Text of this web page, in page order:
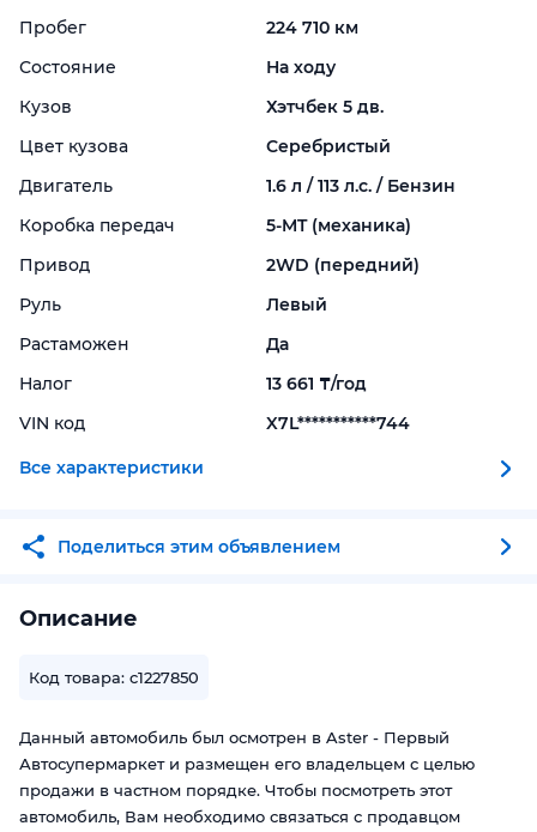
Пробег
224 710 км
Состояние
На ходу
Кузов
Хэтчбек 5 дв.
Цвет кузова
Серебристый
Двигатель
1.6 л / 113 л.с. / Бензин
Коробка передач
5-MT (механика)
Привод
2WD (передний)
Руль
Левый
Растаможен
Да
Налог
13 661 ₸/год
VIN код
X7L***********744
Все характеристики
Поделиться этим объявлением
Описание
Код товара: c1227850
Данный автомобиль был осмотрен в Aster - Первый
Автосупермаркет и размещен его владельцем с целью
продажи в частном порядке. Чтобы посмотреть этот
автомобиль, Вам необходимо связаться с продавцом